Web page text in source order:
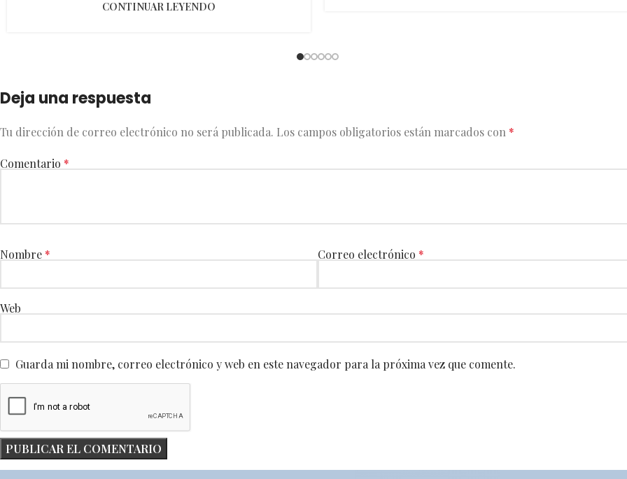
CONTINUAR LEYENDO
Deja una respuesta
Tu dirección de correo electrónico no será publicada. Los campos obligatorios están marcados con *
Comentario *
Nombre * Correo electrónico *
Web
Guarda mi nombre, correo electrónico y web en este navegador para la próxima vez que comente.